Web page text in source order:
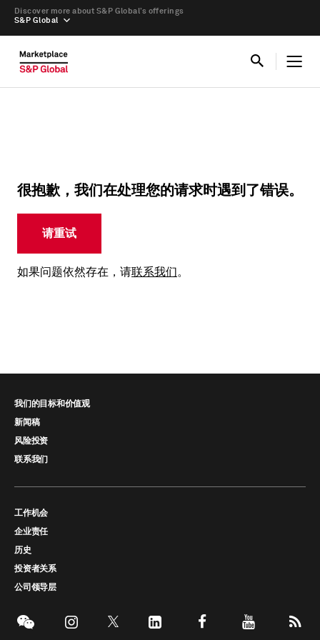
S&P Global
Discover more about S&P Global’s offerings
很抱歉，我们在处理您的请求时遇到了错误。
请重试
如果问题依然存在，请联系我们。
我们的目标和价值观
新闻稿
风险投资
联系我们
工作机会
企业责任
历史
投资者关系
公司领导层